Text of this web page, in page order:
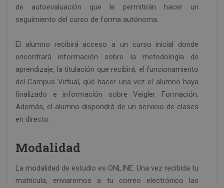
de autoevaluación que le permitirán hacer un
seguimiento del curso de forma autónoma.
El alumno recibirá acceso a un curso inicial donde
encontrará información sobre la metodología de
aprendizaje, la titulación que recibirá, el funcionamiento
del Campus Virtual, qué hacer una vez el alumno haya
finalizado e información sobre Veigler Formación.
Además, el alumno dispondrá de un servicio de clases
en directo.
Modalidad
La modalidad de estudio es ONLINE. Una vez recibida tu
matrícula, enviaremos a tu correo electrónico las